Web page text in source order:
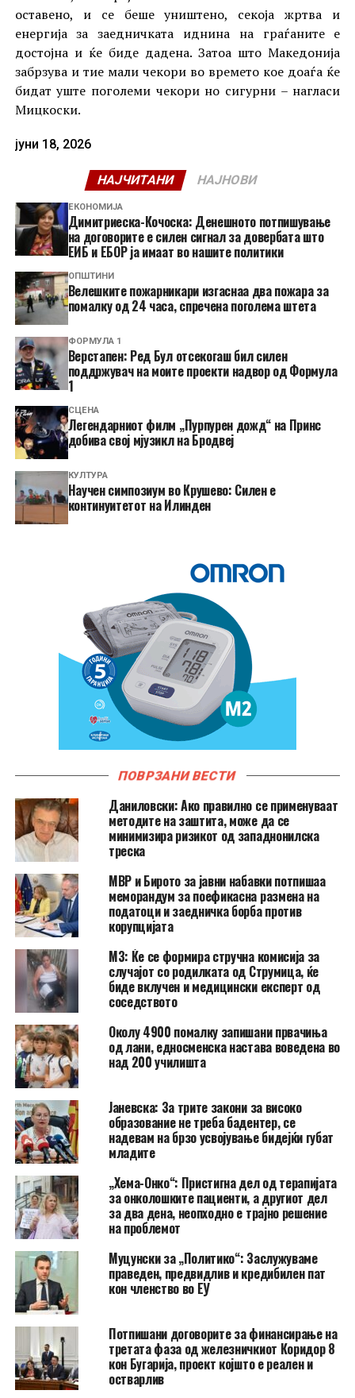
оставено, и се беше уништено, секоја жртва и
енергија за заедничката иднина на граѓаните е
достојна и ќе биде дадена. Затоа што Македонија
забрзува и тие мали чекори во времето кое доаѓа ќе
бидат уште поголеми чекори но сигурни – нагласи
Мицкоски.
јуни 18, 2026
НАЈЧИТАНИ НАЈНОВИ
ЕКОНОМИЈА
Димитриеска-Кочоска: Денешното потпишување
на договорите е силен сигнал за довербата што
ЕИБ и ЕБОР ја имаат во нашите политики
ОПШТИНИ
Велешките пожарникари изгаснаа два пожара за
помалку од 24 часа, спречена поголема штета
ФОРМУЛА 1
Верстапен: Ред Бул отсекогаш бил силен
поддржувач на моите проекти надвор од Формула
1
СЦЕНА
Легендарниот филм „Пурпурен дожд“ на Принс
добива свој мјузикл на Бродвеј
КУЛТУРА
Научен симпозиум во Крушево: Силен е
континуитетот на Илинден
ПОВРЗАНИ ВЕСТИ
Даниловски: Ако правилно се применуваат
методите на заштита, може да се
минимизира ризикот од западнонилска
треска
МВР и Бирото за јавни набавки потпишаа
меморандум за поефикасна размена на
податоци и заедничка борба против
корупцијата
МЗ: Ќе се формира стручна комисија за
случајот со родилката од Струмица, ќе
биде вклучен и медицински експерт од
соседството
Околу 4900 помалку запишани првачиња
од лани, едносменска настава воведена во
над 200 училишта
Јаневска: За трите закони за високо
образование не треба бадентер, се
надевам на брзо усвојување бидејќи губат
младите
„Хема-Онко“: Пристигна дел од терапијата
за онколошките пациенти, а другиот дел
за два дена, неопходно е трајно решение
на проблемот
Муцунски за „Политико“: Заслужуваме
праведен, предвидлив и кредибилен пат
кон членство во ЕУ
Потпишани договорите за финансирање на
третата фаза од железничкиот Коридор 8
кон Бугарија, проект којшто е реален и
остварлив